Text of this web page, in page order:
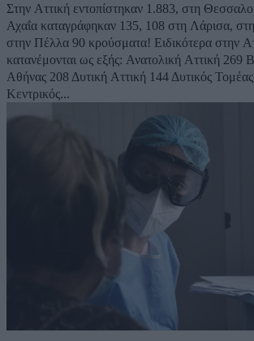
Στην Αττική εντοπίστηκαν 1.883, στη
Αχαΐα καταγράφηκαν 135, 108 στη Λάρισα,
στην Πέλλα 90 κρούσματα! Ειδικότερα στην Αττική τα κρούσματα
κατανέμονται ως εξής: Ανατολική Αττική 269 Βόρειος Τομέας
Αθήνας 208 Δυτική Αττική 144 Δυτικός
Κεντρικός...